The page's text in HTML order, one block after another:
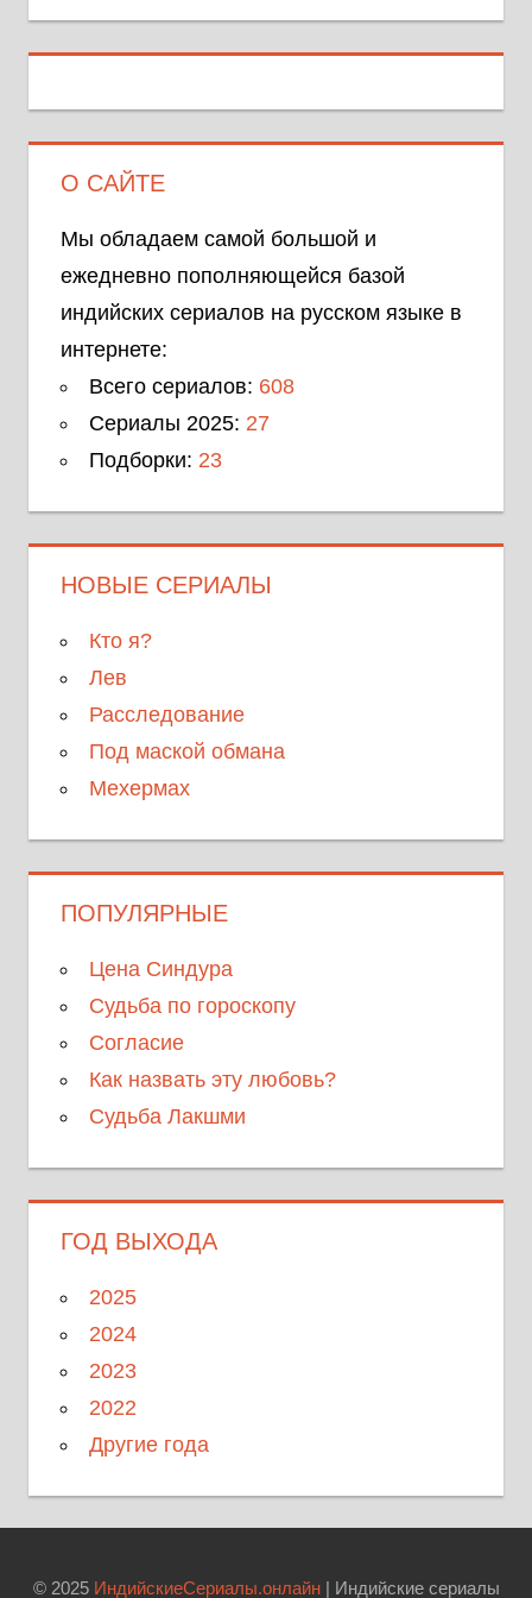
О САЙТЕ
Мы обладаем самой большой и
ежедневно пополняющейся базой
индийских сериалов на русском языке в
интернете:
Всего сериалов: 608
Сериалы 2025: 27
Подборки: 23
НОВЫЕ СЕРИАЛЫ
Кто я?
Лев
Расследование
Под маской обмана
Мехермах
ПОПУЛЯРНЫЕ
Цена Синдура
Судьба по гороскопу
Согласие
Как назвать эту любовь?
Судьба Лакшми
ГОД ВЫХОДА
2025
2024
2023
2022
Другие года
© 2025 ИндийскиеСериалы.онлайн| Индийские сериалы